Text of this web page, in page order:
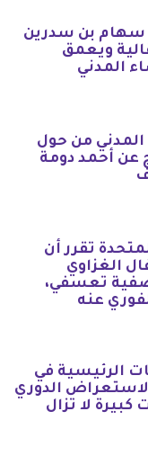
سهام بن سدرين
ويعمق
المدني
من حول
عن أحمد دومة
تقرر أن
الغزاوي
صفية تعسفي،
عنه
الرئيسية في
الدوري
لا تزال